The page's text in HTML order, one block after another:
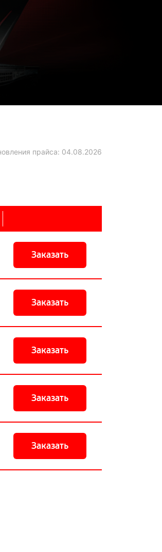
прайса: 04.08.2026
Заказать
Заказать
Заказать
Заказать
Заказать